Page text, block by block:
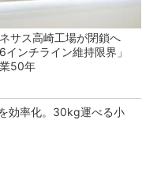
サス高崎工場が閉鎖へ
6インチライン維持限界」
50年
効率化。30kg運べる小